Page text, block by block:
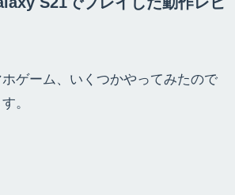
ゲーム、いくつかやってみたので
。